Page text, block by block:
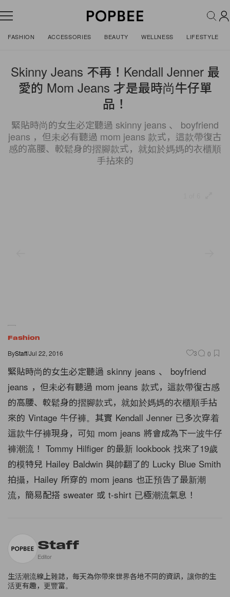
FASHION ACCESSORIES BEAUTY WELLNESS LIFESTYLE
Skinny Jeans 不再！Kendall Jenner 最
愛的 Mom Jeans 才是最時尚牛仔單
品！
緊貼時尚的女生必定聽過 skinny jeans 、 boyfriend
jeans ，但未必有聽過 mom jeans 款式，這款帶復古
感的高腰、較鬆身的摺腳款式，就如於媽媽的衣櫃順
手拈來的
Fashion
ByStaff/Jul 22, 2016 3 0
緊貼時尚的女生必定聽過 skinny jeans 、 boyfriend
jeans ，但未必有聽過 mom jeans 款式，這款帶復古感
的高腰、較鬆身的摺腳款式，就如於媽媽的衣櫃順手拈
來的 Vintage 牛仔褲。其實 Kendall Jenner 已多次穿着
這款牛仔褲現身，可知 mom jeans 將會成為下一波牛仔
褲潮流！ Tommy Hilfiger 的最新 lookbook 找來了19歲
的模特兒 Hailey Baldwin 與帥翻了的 Lucky Blue Smith
拍攝，Hailey 所穿的 mom jeans 也正預告了最新潮
流，簡易配搭 sweater 或 t-shirt 已極潮流氣息！
Staff
Editor
生活潮流線上雜誌，每天為你帶來世界各地不同的資訊，讓你的生
活更有趣，更豐富。